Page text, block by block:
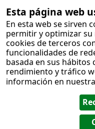
Esta página web
En esta web se sirven
permitir y optimizar su
cookies de terceros
funcionalidades de
basada en sus hábitos
rendimiento y tráfico
información en nuestra